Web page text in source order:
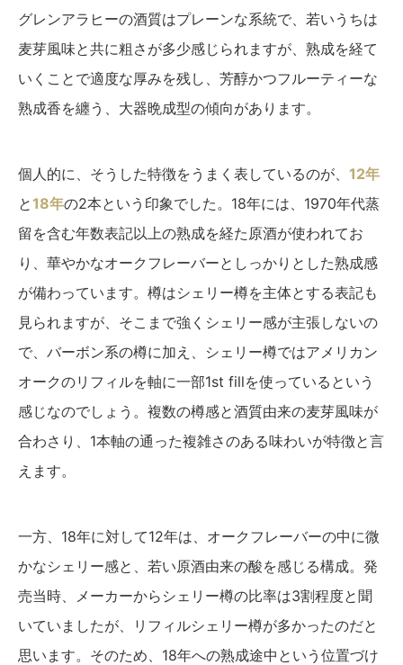
グレンアラヒーの酒質はプレーンな系統で、若いうちは
麦芽風味と共に粗さが多少感じられますが、熟成を経て
いくことで適度な厚みを残し、芳醇かつフルーティーな
熟成香を纏う、大器晩成型の傾向があります。
個人的に、そうした特徴をうまく表しているのが、 12年
と18年の2本という印象でした。18年には、1970年代蒸
留を含む年数表記以上の熟成を経た原酒が使われてお
り、華やかなオークフレーバーとしっかりとした熟成感
が備わっています。樽はシェリー樽を主体とする表記も
見られますが、そこまで強くシェリー感が主張しないの
で、バーボン系の樽に加え、シェリー樽ではアメリカン
オークのリフィルを軸に一部1st fillを使っているという
感じなのでしょう。複数の樽感と酒質由来の麦芽風味が
合わさり、1本軸の通った複雑さのある味わいが特徴と言
えます。
一方、18年に対して12年は、オークフレーバーの中に微
かなシェリー感と、若い原酒由来の酸を感じる構成。発
売当時、メーカーからシェリー樽の比率は3割程度と聞
いていましたが、リフィルシェリー樽が多かったのだと
思います。そのため、18年への熟成途中という位置づけ